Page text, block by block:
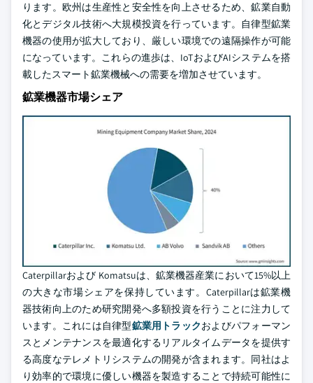
ります。欧州は生産性と安全性を向上させるため、鉱業自動
化とデジタル技術へ大規模投資を行っています。自律型鉱業
機器の使用が拡大しており、厳しい環境での遠隔操作が可能
になっています。これらの進歩は、IoTおよびAIシステムを搭
載したスマート鉱業機械への需要を増加させています。
鉱業機器市場シェア
Caterpillarおよび Komatsuは、鉱業機器産業において15%以上
の大きな市場シェアを保持しています。Caterpillarは鉱業機
器技術向上のため研究開発へ多額投資を行うことに注力して
います。これには自律型鉱業用トラックおよびパフォーマン
スとメンテナンスを最適化するリアルタイムデータを提供す
る高度なテレメトリシステムの開発が含まれます。同社はよ
り効率的で環境に優しい機器を製造することで持続可能性に